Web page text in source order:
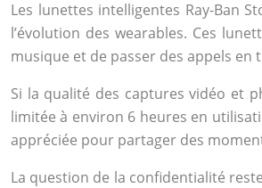
Les lunettes intelligentes Ray-Ban
l’évolution des wearables. Ces
musique et de passer des appels en
Si la qualité des captures vidéo et
limitée à environ 6 heures en
appréciée pour partager des
La question de la confidentialité